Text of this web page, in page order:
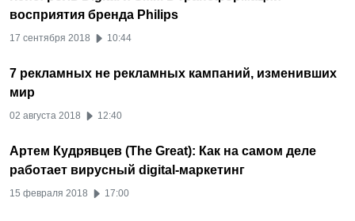
восприятия бренда Philips
17 сентября 2018 10:44
7 рекламных не рекламных кампаний, изменивших
мир
02 августа 2018 12:40
Артем Кудрявцев (The Great): Как на самом деле
работает вирусный digital-маркетинг
15 февраля 2018 17:00